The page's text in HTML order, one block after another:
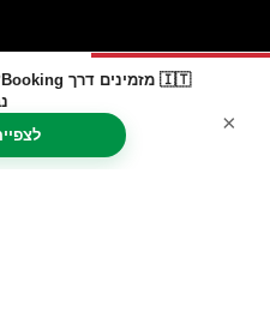
🇮🇹 מזמינים דרך Booking? קבלו
×